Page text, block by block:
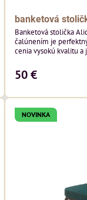
banketová
Banketová stolička
čalúnením je
cenia vysokú kvalitu
výnimočná použitím
čalúnenia Mossa 79 od poľského výrobcu Davis
ktorého látka má
výnimočnú odolnosť
látka vybavená
ktorej sa ľahko...
50 €
NOVINKA